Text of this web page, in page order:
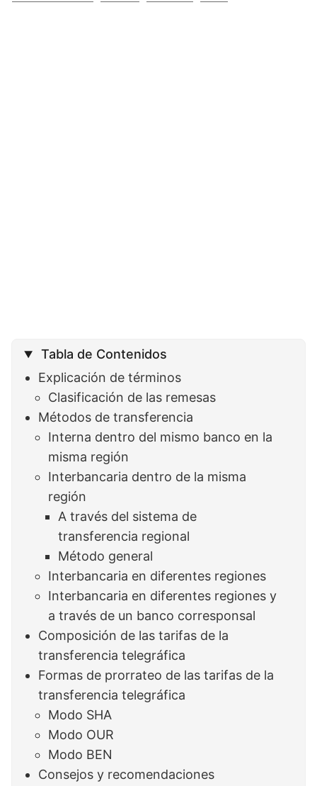
Tabla de Contenidos
Explicación de términos
Clasificación de las remesas
Métodos de transferencia
Interna dentro del mismo banco en la
misma región
Interbancaria dentro de la misma
región
A través del sistema de
transferencia regional
Método general
Interbancaria en diferentes regiones
Interbancaria en diferentes regiones y
a través de un banco corresponsal
Composición de las tarifas de la
transferencia telegráfica
Formas de prorrateo de las tarifas de la
transferencia telegráfica
Modo SHA
Modo OUR
Modo BEN
Consejos y recomendaciones